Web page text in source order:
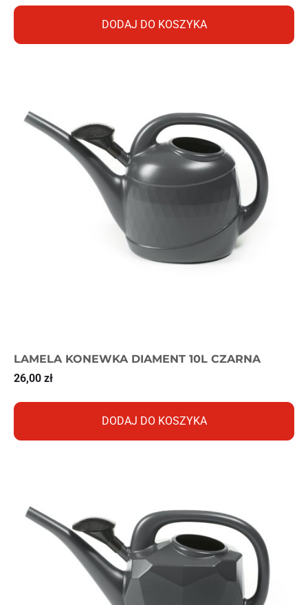
DODAJ DO KOSZYKA
LAMELA KONEWKA DIAMENT 10L CZARNA
26,00 zł
DODAJ DO KOSZYKA